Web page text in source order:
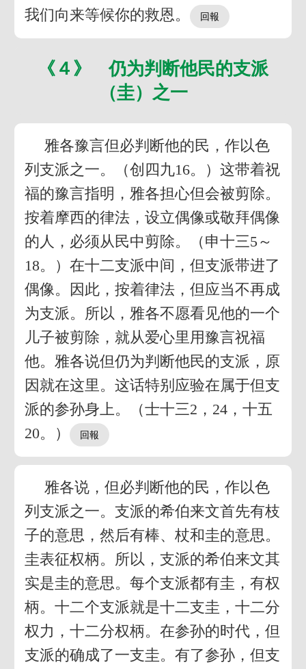
我们向来等候你的救恩。
《４》 仍为判断他民的支派
（圭）之一
雅各豫言但必判断他的民，作以色
列支派之一。（创四九16。）这带着祝
福的豫言指明，雅各担心但会被剪除。
按着摩西的律法，设立偶像或敬拜偶像
的人，必须从民中剪除。（申十三5～
18。）在十二支派中间，但支派带进了
偶像。因此，按着律法，但应当不再成
为支派。所以，雅各不愿看见他的一个
儿子被剪除，就从爱心里用豫言祝福
他。雅各说但仍为判断他民的支派，原
因就在这里。这话特别应验在属于但支
派的参孙身上。（士十三2，24，十五
20。）
雅各说，但必判断他的民，作以色
列支派之一。支派的希伯来文首先有枝
子的意思，然后有棒、杖和圭的意思。
圭表征权柄。所以，支派的希伯来文其
实是圭的意思。每个支派都有圭，有权
柄。十二个支派就是十二支圭，十二分
权力，十二分权柄。在参孙的时代，但
支派的确成了一支圭。有了参孙，但支